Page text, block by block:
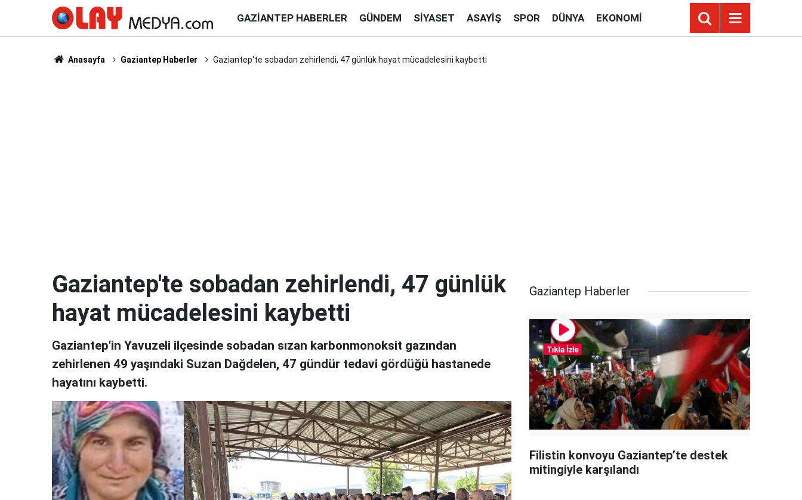
GAZIANTEP HABERLER GÜNDEM SIYASET ASAYIŞ SPOR DÜNYA EKONOMI
Anasayfa Gaziantep Haberler Gaziantep'te sobadan zehirlendi, 47 günlük hayat mücadelesini kaybetti
Gaziantep'te sobadan zehirlendi, 47 günlük
hayat mücadelesini kaybetti
Gaziantep'in Yavuzeli ilçesinde sobadan sızan karbonmonoksit gazından
zehirlenen 49 yaşındaki Suzan Dağdelen, 47 gündür tedavi gördüğü hastanede
hayatını kaybetti.
Gaziantep Haberler
Filistin konvoyu Gaziantep’te destek
mitingiyle karşılandı